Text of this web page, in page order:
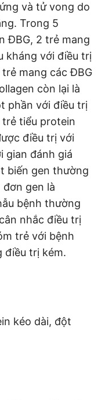
và tử vong do
Trong 5
ĐBG, 2 trẻ mang
kháng với điều trị
trẻ mang các ĐBG
còn lại là
phần với điều trị
trẻ tiểu protein
điều trị với
gian đánh giá
biến gen thường
gen là
bệnh thường
nhắc điều trị
trẻ với bệnh
điều trị kém.
kéo dài, đột